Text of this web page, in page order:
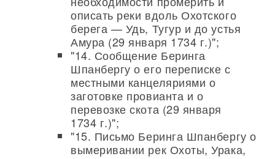
описать реки вдоль Охотского
берега — Удь, Тугур и до устья
Амура (29 января 1734 г.)";
"14. Сообщение Беринга
Шпанбергу о его переписке с
местными канцеляриями о
заготовке провианта и о
перевозке скота (29 января
1734 г.)";
"15. Письмо Беринга Шпанбергу о
вымеривании рек Охоты, Урака,